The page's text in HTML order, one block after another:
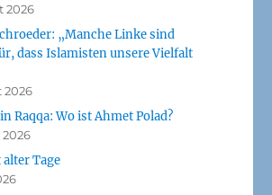
2026
„Manche Linke sind
dass Islamisten unsere Vielfalt
2026
Raqqa: Wo ist Ahmet Polad?
2026
alter Tage